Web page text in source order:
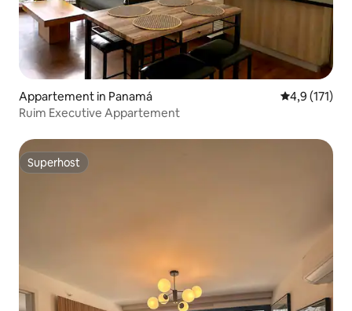
Appartement in Panamá Gemiddelde
4,9 (171)
Ruim Executive Appartement
Superhost
Superhost